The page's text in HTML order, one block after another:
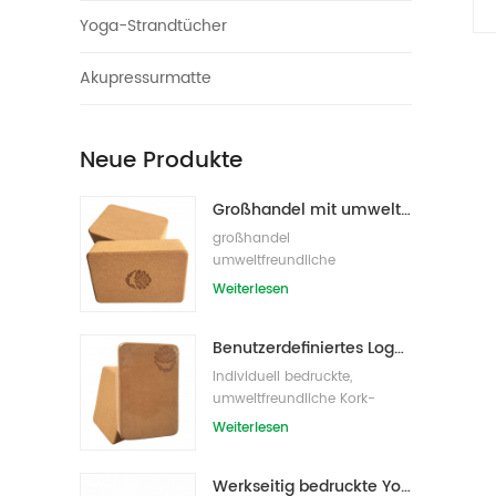
Yoga-Strandtücher
Akupressurmatte
Neue Produkte
Großhandel mit umweltfreundlichen Naturkork-Yogablöcken / -ziegeln
großhandel
umweltfreundliche
eigenmarke kork yoga block
Weiterlesen
Benutzerdefiniertes Logo, das umweltfreundliche Kork-Yoga-Blöcke für das Übungstraining druckt
Individuell bedruckte,
umweltfreundliche Kork-
Yoga-Blöcke /Ziegel für
Weiterlesen
Werkseitig bedruckte Yoga-Blöcke/Ziegel aus Naturkork mit Eigenmarke